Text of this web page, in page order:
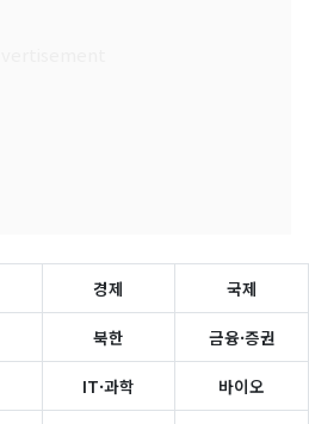
경제 국제
북한 금융·증권
IT·과학 바이오